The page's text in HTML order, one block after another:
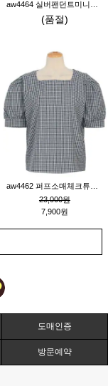
(품절)
23,000원
7,900원
도매인증
방문예약